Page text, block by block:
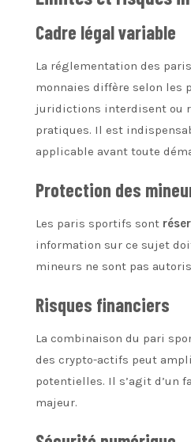
Cadre légal variable
La réglementation des
monnaies diffère selon les
juridictions interdisent ou
pratiques. Il est
applicable avant toute
Protection des
Les paris sportifs sont
information sur ce sujet
mineurs ne sont pas
Risques financiers
La combinaison du pari
des crypto-actifs peut
potentielles. Il s’agit d’un
majeur.